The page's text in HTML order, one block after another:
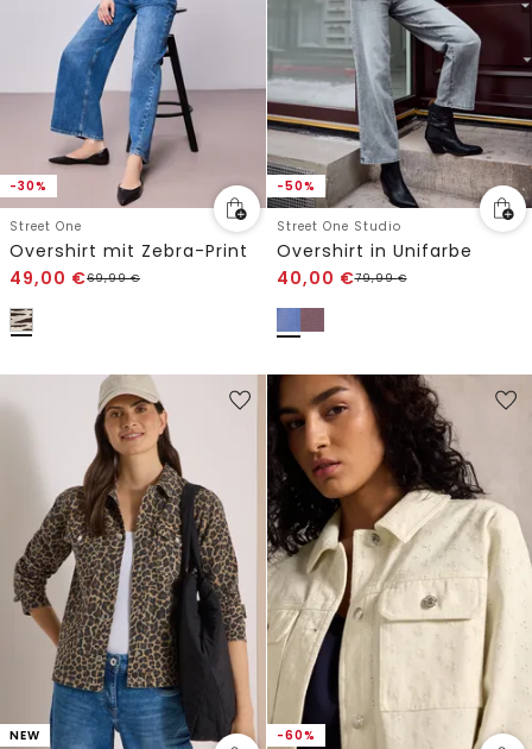
-30%
Street One
Overshirt mit Zebra-Print
49,00 €69,99€
-50%
Street One Studio
Overshirt in Unifarbe
40,00 €79,99€
NEW -60%